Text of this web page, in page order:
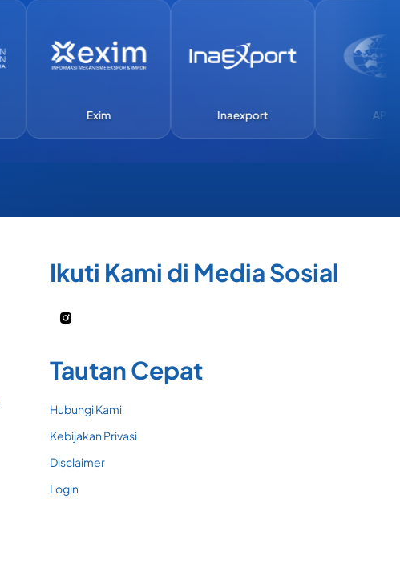
Exim Inaexport APEC
Ikuti Kami di Media Sosial
Tautan Cepat
Hubungi Kami
Kebijakan Privasi
Disclaimer
Login